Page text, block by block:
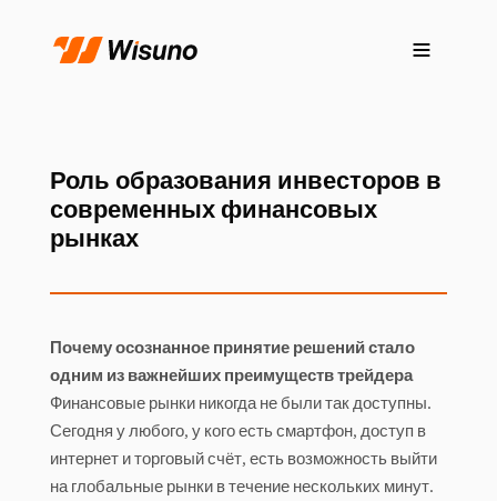
Роль образования инвесторов в
современных финансовых
рынках
Почему осознанное принятие решений стало
одним из важнейших преимуществ трейдера
Финансовые рынки никогда не были так доступны.
Сегодня у любого, у кого есть смартфон, доступ в
интернет и торговый счёт, есть возможность выйти
на глобальные рынки в течение нескольких минут.